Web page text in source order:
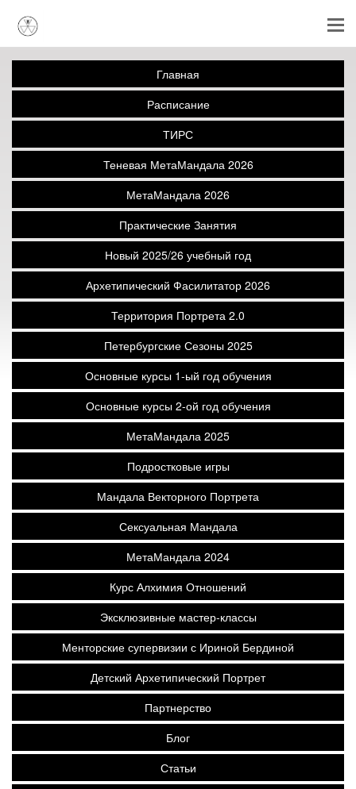
Главная
Расписание
ТИРС
Теневая МетаМандала 2026
МетаМандала 2026
Практические Занятия
Новый 2025/26 учебный год
Архетипический Фасилитатор 2026
Территория Портрета 2.0
Петербургские Сезоны 2025
Основные курсы 1-ый год обучения
Основные курсы 2-ой год обучения
МетаМандала 2025
Подростковые игры
Мандала Векторного Портрета
Сексуальная Мандала
МетаМандала 2024
Курс Алхимия Отношений
Эксклюзивные мастер-классы
Менторские супервизии с Ириной Бердиной
Детский Архетипический Портрет
Партнерство
Блог
Статьи